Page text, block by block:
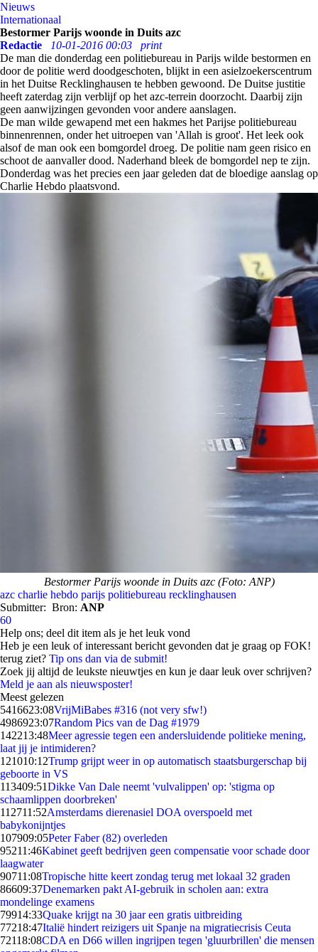
Nieuws
Internationaal
Bestormer Parijs woonde in Duits azc
Redactie
10-01-2016 00:03
print
De man die donderdag een politiebureau in Parijs wilde bestormen en
door de politie werd doodgeschoten, blijkt in een asielzoekerscentrum
in het Duitse Recklinghausen te hebben gewoond. De Duitse justitie
heeft zaterdag zijn verblijf op het azc-terrein doorzocht. Daarbij zijn
geen aanwijzingen gevonden voor andere aanslagen.
De man wilde gewapend met een hakmes het Parijse politiebureau
binnenrennen, onder het uitroepen van 'Allah is groot'. Het leek ook
alsof de man ook een bomgordel droeg. De politie nam geen risico en
schoot de aanvaller dood. Naderhand bleek de bomgordel nep te zijn.
Donderdag was het precies een jaar geleden dat de bloedige aanslag op
Charlie Hebdo plaatsvond.
Bestormer Parijs woonde in Duits azc (Foto: ANP)
azc charlie hebdo parijs politiebureau recklinghausen
Submitter: Bron: ANP
60
Help ons; deel dit item als je het leuk vond
Heb je een leuk of interessant bericht gevonden dat je graag op FOK!
terug ziet? Tip ons dan via de submit!
Zoek jij altijd de leukste nieuwtjes en kun je daar leuk over schrijven?
Meld je aan als nieuwsposter!
Meest gelezen
5416623:08VrijMiBabes #316 (not very sfw!)
4986923:07Random Pics van de Dag #1979
142213:48Meer agressie tegen een andersluidende politieke mening,
laat jij je intimideren?
121010:12Trump grijpt weer in op automatisch staatsburgerschap bij
geboorte in VS
113409:51Dikke Van Dale neemt 'vulvalippen' op: 'stigma op
schaamlippen doorbreken'
112711:52Amsterdams dierenasiel DOA overspoeld met
babykonijntjes
107909:05Peter Faber (82) overleden
95211:46Kabinet geeft bedrijven geen compensatie voor schade door
laagwater
90711:08Tropische hitte keert zondag terug met lokaal 32 graden
86609:37Denemarken pakt AI-gebruik in scholen aan: extra
mondelinge examens
79914:33Quake krijgt na 30 jaar een gratis uitbreiding
77218:47Italië hindert reizigers uit Spanje na migratiecrisis Ceuta
72118:08CDA en D66 willen ingrijpen tegen 'gluurbrillen' die mensen